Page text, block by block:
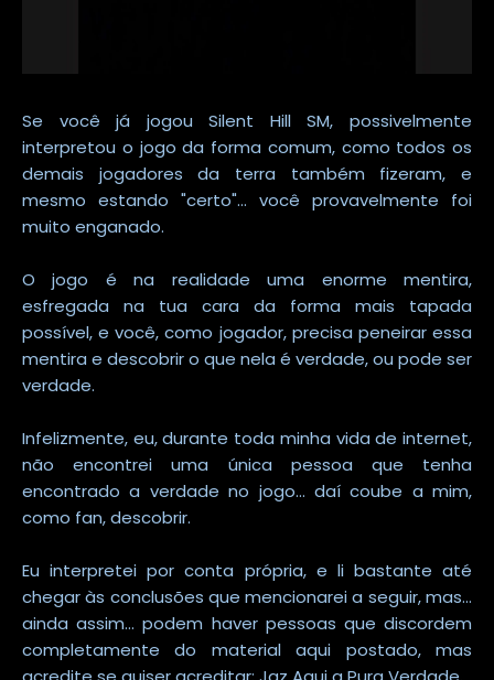
Se você já jogou Silent Hill SM, possivelmente
interpretou o jogo da forma comum, como todos os
demais jogadores da terra também fizeram, e
mesmo estando "certo"... você provavelmente foi
muito enganado.
O jogo é na realidade uma enorme mentira,
esfregada na tua cara da forma mais tapada
possível, e você, como jogador, precisa peneirar essa
mentira e descobrir o que nela é verdade, ou pode ser
verdade.
Infelizmente, eu, durante toda minha vida de internet,
não encontrei uma única pessoa que tenha
encontrado a verdade no jogo... daí coube a mim,
como fan, descobrir.
Eu interpretei por conta própria, e li bastante até
chegar às conclusões que mencionarei a seguir, mas...
ainda assim... podem haver pessoas que discordem
completamente do material aqui postado, mas